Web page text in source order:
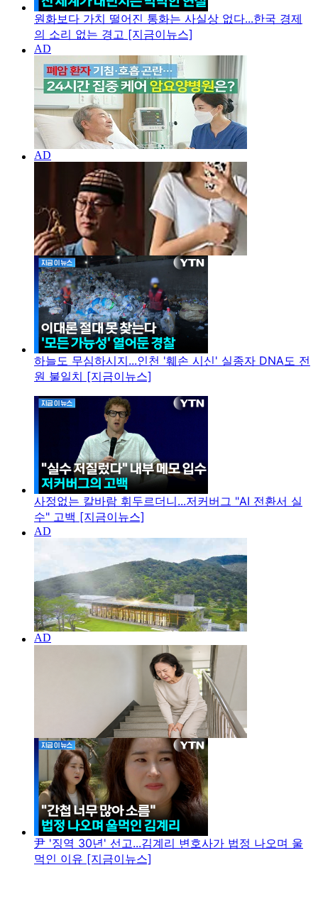
원화보다 가치 떨어진 통화는 사실상 없다...한국 경제
의 소리 없는 경고 [지금이뉴스]
하늘도 무심하시지...인천 '훼손 시신' 실종자 DNA도 전
원 불일치 [지금이뉴스]
사정없는 칼바람 휘두르더니...저커버그 "AI 전환서 실
수" 고백 [지금이뉴스]
尹 '징역 30년' 선고...김계리 변호사가 법정 나오며 울
먹인 이유 [지금이뉴스]